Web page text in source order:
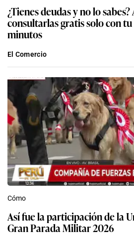
¿Tienes deudas y no lo
consultarlas gratis solo con
minutos
El Comercio
Cómo
Así fue la participación de la
Gran Parada Militar 2026